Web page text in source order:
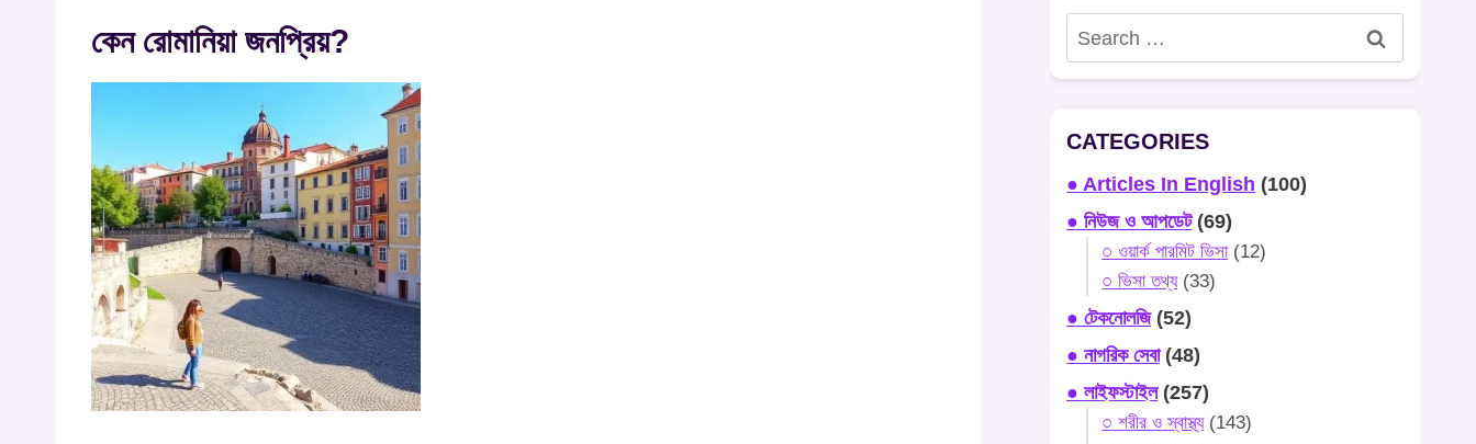
কেন রোমানিয়া জনপ্রিয়?
Search
for:
CATEGORIES
● Articles In English (100)
● নিউজ ও আপডেট(69)
○ ওয়ার্ক পারমিট ভিসা(12)
○ ভিসা তথ্য(33)
● টেকনোলজি(52)
● নাগরিক সেবা(48)
● লাইফস্টাইল(257)
○ শরীর ও স্বাস্থ্য(143)